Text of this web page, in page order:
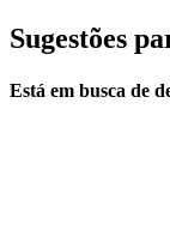
Sugestões
Está em busca de